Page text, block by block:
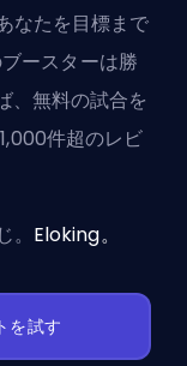
なたを目標まで
ースターは勝
、無料の試合を
件超のレビ
Eloking。
を試す